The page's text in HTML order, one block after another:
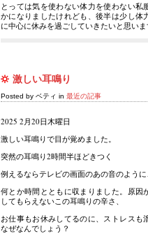
とっては気を使わない体力を使わない私
かになりましたけれども、後半は少し体
に中心に休みを過ごしていきたいと思い
激しい耳鳴り
Posted by ベティ in 最近の記事
2025 2月20日木曜日
激しい耳鳴りで目が覚めました。
突然の耳鳴り2時間半ほどきつく
例えるならテレビの画面のあの音のよう
何とか時間とともに収まりました。原因
してもらえないこの耳鳴りの辛さ、
お仕事もお休みしてるのに、ストレスも
なぜなんでしょう？